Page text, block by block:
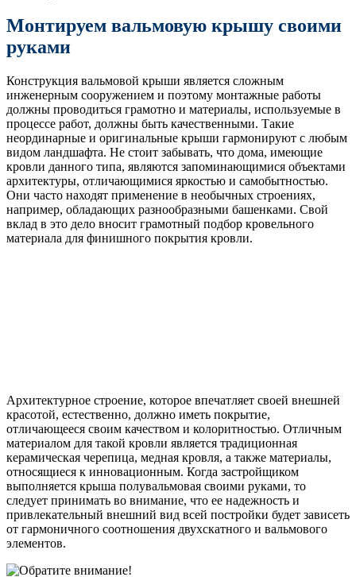
Монтируем вальмовую крышу своими
руками
Конструкция вальмовой крыши является сложным
инженерным сооружением и поэтому монтажные работы
должны проводиться грамотно и материалы, используемые в
процессе работ, должны быть качественными. Такие
неординарные и оригинальные крыши гармонируют с любым
видом ландшафта. Не стоит забывать, что дома, имеющие
кровли данного типа, являются запоминающимися объектами
архитектуры, отличающимися яркостью и самобытностью.
Они часто находят применение в необычных строениях,
например, обладающих разнообразными башенками. Свой
вклад в это дело вносит грамотный подбор кровельного
материала для финишного покрытия кровли.
Архитектурное строение, которое впечатляет своей внешней
красотой, естественно, должно иметь покрытие,
отличающееся своим качеством и колоритностью. Отличным
материалом для такой кровли является традиционная
керамическая черепица, медная кровля, а также материалы,
относящиеся к инновационным. Когда застройщиком
выполняется крыша полувальмовая своими руками, то
следует принимать во внимание, что ее надежность и
привлекательный внешний вид всей постройки будет зависеть
от гармоничного соотношения двухскатного и вальмового
элементов.